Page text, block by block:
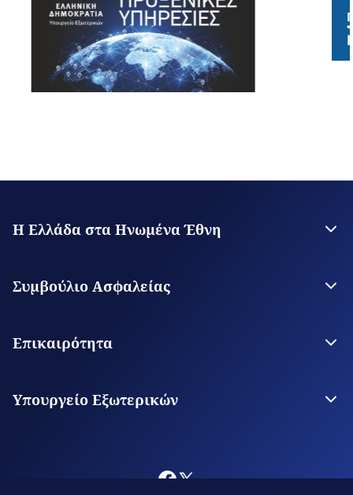
Η Ελλάδα στα Ηνωμένα Έθνη
Επικοινωνία
Συμβούλιο Ασφαλείας
Greece for UNSC
Επικαιρότητα
Νέα από την Ελλάδα
Υπουργείο Εξωτερικών